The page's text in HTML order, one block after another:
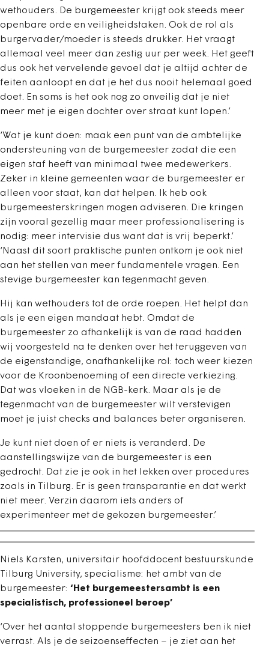
wethouders. De burgemeester krijgt ook steeds meer
openbare orde en veiligheidstaken. Ook de rol als
burgervader/moeder is steeds drukker. Het vraagt
allemaal veel meer dan zestig uur per week. Het geeft
dus ook het vervelende gevoel dat je altijd achter de
feiten aanloopt en dat je het dus nooit helemaal goed
doet. En soms is het ook nog zo onveilig dat je niet
meer met je eigen dochter over straat kunt lopen.’
‘Wat je kunt doen: maak een punt van de ambtelijke
ondersteuning van de burgemeester zodat die een
eigen staf heeft van minimaal twee medewerkers.
Zeker in kleine gemeenten waar de burgemeester er
alleen voor staat, kan dat helpen. Ik heb ook
burgemeesterskringen mogen adviseren. Die kringen
zijn vooral gezellig maar meer professionalisering is
nodig: meer intervisie dus want dat is vrij beperkt.’
‘Naast dit soort praktische punten ontkom je ook niet
aan het stellen van meer fundamentele vragen. Een
stevige burgemeester kan tegenmacht geven.
Hij kan wethouders tot de orde roepen. Het helpt dan
als je een eigen mandaat hebt. Omdat de
burgemeester zo afhankelijk is van de raad hadden
wij voorgesteld na te denken over het teruggeven van
de eigenstandige, onafhankelijke rol: toch weer kiezen
voor de Kroonbenoeming of een directe verkiezing.
Dat was vloeken in de NGB-kerk. Maar als je de
tegenmacht van de burgemeester wilt verstevigen
moet je juist checks and balances beter organiseren.
Je kunt niet doen of er niets is veranderd. De
aanstellingswijze van de burgemeester is een
gedrocht. Dat zie je ook in het lekken over procedures
zoals in Tilburg. Er is geen transparantie en dat werkt
niet meer. Verzin daarom iets anders of
experimenteer met de gekozen burgemeester.’
Niels Karsten, universitair hoofddocent bestuurskunde
Tilburg University, specialisme: het ambt van de
burgemeester: ‘Het burgemeestersambt is een
specialistisch, professioneel beroep’
‘Over het aantal stoppende burgemeesters ben ik niet
verrast. Als je de seizoenseffecten – je ziet aan het